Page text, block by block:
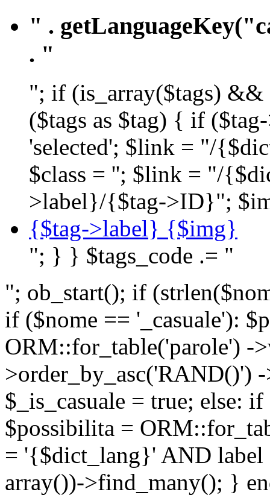
" .
. "
"; if (is_array($tags) &&
($tags as $tag) { if
'selected'; $link = "/
$class = ''; $link = "/
>label}/{$tag->ID}";
{$tag->label} {$img}
"; } } $tags_code .= "
"; ob_start(); if
if ($nome == '_casuale'):
ORM::for_table('parole') -
>order_by_asc('RAND()')
$_is_casuale = true; else:
$possibilita =
= '{$dict_lang}' AND
array())->find_many(); }